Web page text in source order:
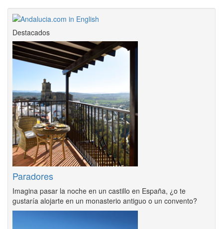
Destacados
Paradores
Imagina pasar la noche en un castillo en España, ¿o te
gustaría alojarte en un monasterio antiguo o un convento?